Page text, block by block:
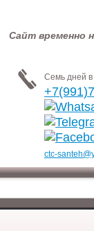
Сайт временно
Семь дней
ctc-